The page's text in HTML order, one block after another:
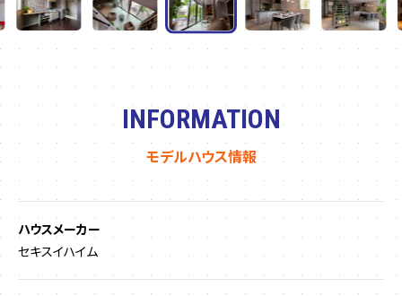
INFORMATION
モデルハウス情報
ハウスメーカー
セキスイハイム